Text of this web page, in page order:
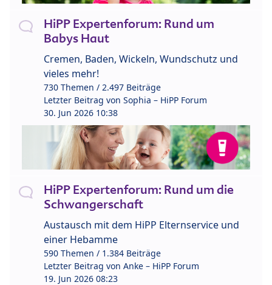
HiPP Expertenforum: Rund um
Babys Haut
Cremen, Baden, Wickeln, Wundschutz und
vieles mehr!
730 Themen / 2.497 Beiträge
Letzter Beitrag von Sophia – HiPP Forum
30. Jun 2026 10:38
HiPP Expertenforum: Rund um die
Schwangerschaft
Austausch mit dem HiPP Elternservice und
einer Hebamme
590 Themen / 1.384 Beiträge
Letzter Beitrag von Anke – HiPP Forum
19. Jun 2026 08:23